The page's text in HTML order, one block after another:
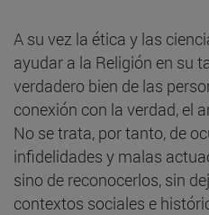
A su vez la ética y las
ayudar a la Religión en su
verdadero bien de las
conexión con la verdad, el
No se trata, por tanto, de
infidelidades y malas
sino de reconocerlos, sin
contextos sociales e